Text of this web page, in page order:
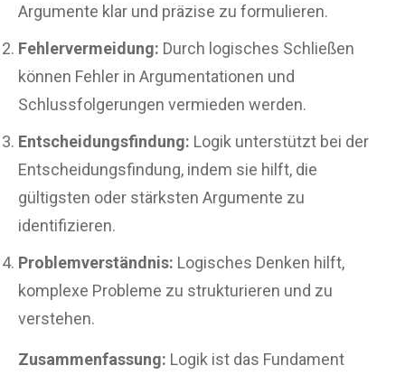
Argumente klar und präzise zu formulieren.
Fehlervermeidung: Durch logisches Schließen
können Fehler in Argumentationen und
Schlussfolgerungen vermieden werden.
Entscheidungsfindung: Logik unterstützt bei der
Entscheidungsfindung, indem sie hilft, die
gültigsten oder stärksten Argumente zu
identifizieren.
Problemverständnis: Logisches Denken hilft,
komplexe Probleme zu strukturieren und zu
verstehen.
Zusammenfassung: Logik ist das Fundament